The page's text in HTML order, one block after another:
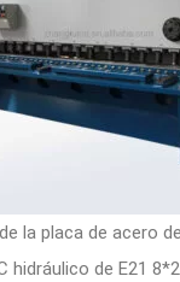
la placa de acero
hidráulico de E21